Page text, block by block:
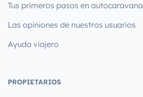
Tus primeros pasos en autocaravana
Las opiniones de nuestros usuarios
Ayuda viajero
PROPIETARIOS